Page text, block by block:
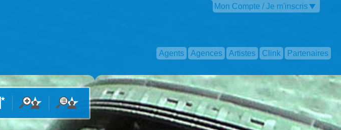
Mon Compte / Je m'inscris
Agents Agences Artistes Clink Partenaires